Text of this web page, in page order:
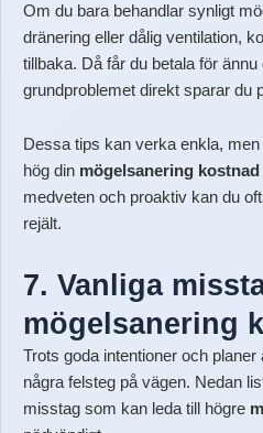
Om du bara behandlar synligt
dränering eller dålig ventilation,
tillbaka. Då får du betala för
grundproblemet direkt sparar du
Dessa tips kan verka enkla,
hög din mögelsanering kostnad
medveten och proaktiv kan du
rejält.
7. Vanliga
mögelsanering
Trots goda intentioner och
några felsteg på vägen. Nedan
misstag som kan leda till högre